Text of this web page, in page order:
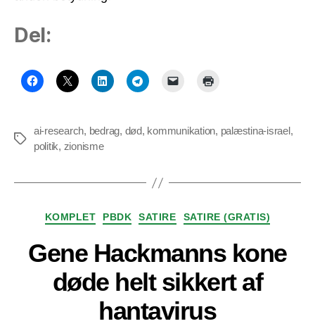
Del:
Tags
ai-research, bedrag, død, kommunikation, palæstina-israel,
politik, zionisme
Kategorier
KOMPLET PBDK SATIRE SATIRE (GRATIS)
Gene Hackmanns kone
døde helt sikkert af
hantavirus